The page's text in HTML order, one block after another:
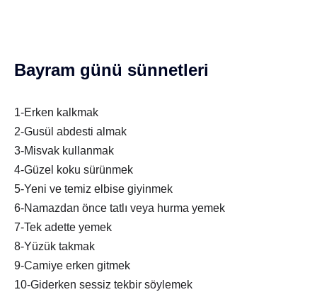
Bayram günü sünnetleri
1-Erken kalkmak
2-Gusül abdesti almak
3-Misvak kullanmak
4-Güzel koku sürünmek
5-Yeni ve temiz elbise giyinmek
6-Namazdan önce tatlı veya hurma yemek
7-Tek adette yemek
8-Yüzük takmak
9-Camiye erken gitmek
10-Giderken sessiz tekbir söylemek